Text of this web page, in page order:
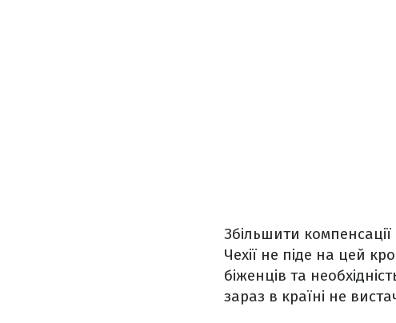
Збільшити
Чехії не піде на цей
біженців та
зараз в країні не